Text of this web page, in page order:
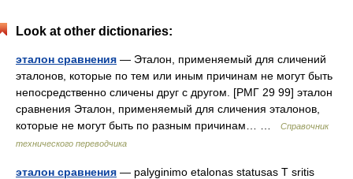
Look at other dictionaries:
эталон сравнения — Эталон, применяемый для сличений
эталонов, которые по тем или иным причинам не могут быть
непосредственно сличены друг с другом. [РМГ 29 99] эталон
сравнения Эталон, применяемый для сличения эталонов,
которые не могут быть по разным причинам… …
Справочник
технического переводчика
эталон сравнения — palyginimo etalonas statusas T sritis